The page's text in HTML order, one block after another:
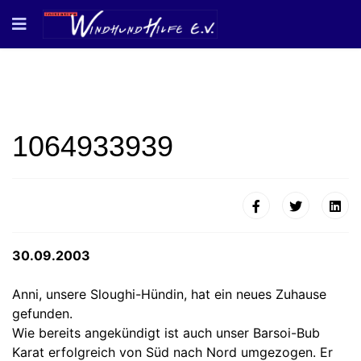
1064933939
30.09.2003
Anni, unsere Sloughi-Hündin, hat ein neues Zuhause
gefunden.
Wie bereits angekündigt ist auch unser Barsoi-Bub
Karat erfolgreich von Süd nach Nord umgezogen. Er